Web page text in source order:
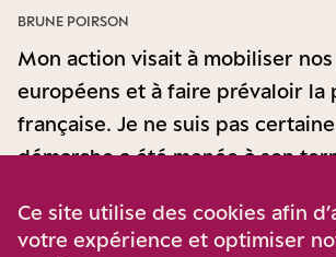
Mon action visait à mobiliser
européens et à faire prévaloir la
française. Je ne suis pas
démarche a été menée à son
préserver les avancées obtenues
BRUNE POIRSON
Ce site utilise des cookies afin
votre expérience et optimiser